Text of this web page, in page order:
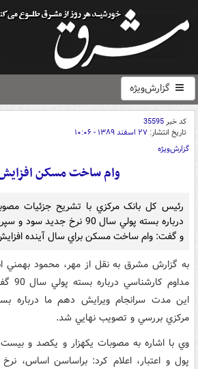
گزارش‌ویژه
کد خبر35595
تاریخ انتشار: ۲۷ اسفند ۱۳۸۹ - ۱۰:۰۶
گزارش‌ویژه
وام ساخت مسکن
رئيس کل بانک مرکزي با تشريح جزئيات
درباره بسته پولي سال 90 نرخ
و گفت: وام ساخت مسکن براي سال آينده
اين مدت سرانجام ويرايش دهم ما درباره
مرکزي بررسي و تصويب نهايي شد.
وي با اشاره به مصوبات يکهزار و يکصد و